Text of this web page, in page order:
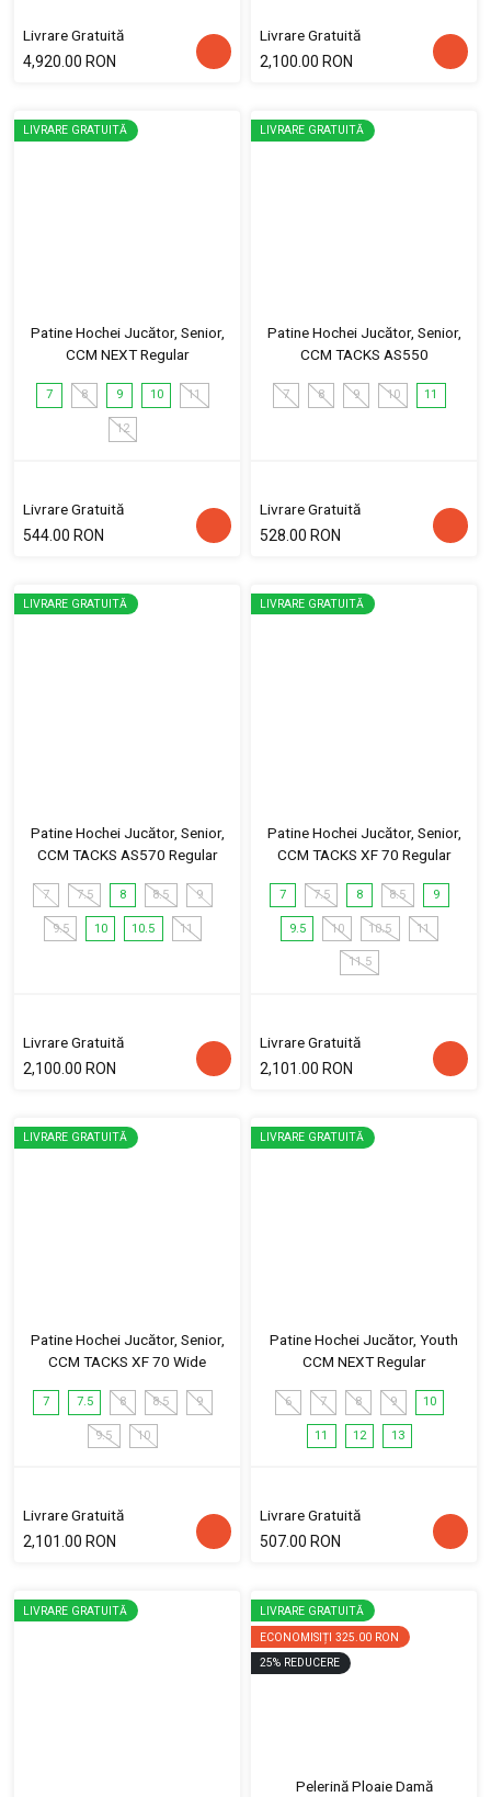
Livrare Gratuită
4,920.00 RON
Livrare Gratuită
2,100.00 RON
LIVRARE GRATUITĂ
Patine Hochei Jucător, Senior,
CCM NEXT Regular
7 8 9 10 11
12
Livrare Gratuită
544.00 RON
LIVRARE GRATUITĂ
Patine Hochei Jucător, Senior,
CCM TACKS AS550
7 8 9 10 11
Livrare Gratuită
528.00 RON
LIVRARE GRATUITĂ
Patine Hochei Jucător, Senior,
CCM TACKS AS570 Regular
7 7.5 8 8.5 9
9.5 10 10.5 11
Livrare Gratuită
2,100.00 RON
LIVRARE GRATUITĂ
Patine Hochei Jucător, Senior,
CCM TACKS XF 70 Regular
7 7.5 8 8.5 9
9.5 10 10.5 11
11.5
Livrare Gratuită
2,101.00 RON
LIVRARE GRATUITĂ
Patine Hochei Jucător, Senior,
CCM TACKS XF 70 Wide
7 7.5 8 8.5 9
9.5 10
Livrare Gratuită
2,101.00 RON
LIVRARE GRATUITĂ
Patine Hochei Jucător, Youth
CCM NEXT Regular
6 7 8 9 10
11 12 13
Livrare Gratuită
507.00 RON
LIVRARE GRATUITĂ
LIVRARE GRATUITĂ
ECONOMISIȚI 325.00 RON
25% REDUCERE
Pelerină Ploaie Damă